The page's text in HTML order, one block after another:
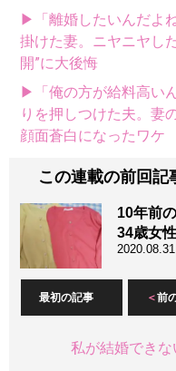
▶「離婚したいんだよ
掛けた妻。ニヤニヤし
開”に大後悔
▶「俺の方が給料高い
りを押しつけた夫。妻
顔面蒼白になったワケ
この連載の前回記
10年前
34歳女
2020.08.31
最初の記事 前
私が結婚でき